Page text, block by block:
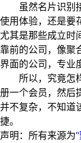
虽然名片识别接
使用体验，还是要
尤其是那些成立时
靠前的公司，像聚
界面的公司，专业
所以，究竟怎
册一个会员，然后
并不复杂，不知道
捷。
声明：所有来源为